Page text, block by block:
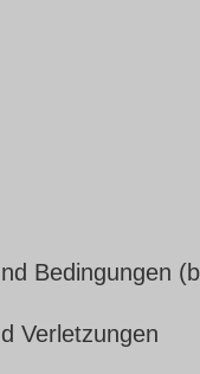
Bedingungen
Verletzungen